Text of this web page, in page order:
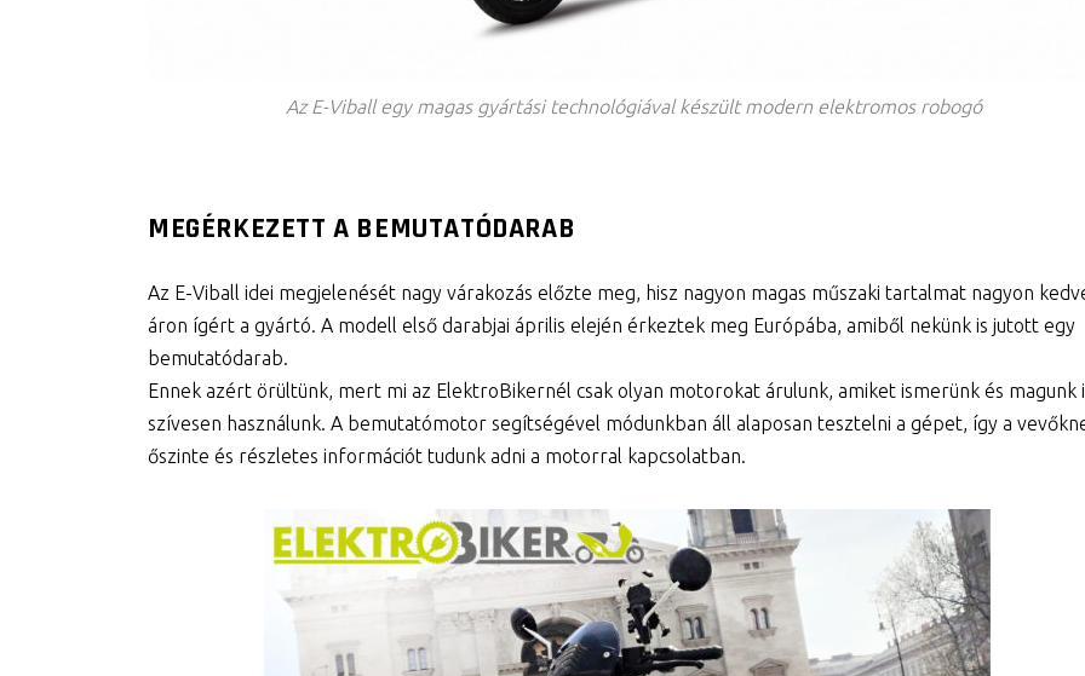
Az E-Viball egy magas gyártási technológiával készült modern elektromos robogó
MEGÉRKEZETT A BEMUTATÓDARAB
Az E-Viball idei megjelenését nagy várakozás előzte meg, hisz nagyon magas műszaki tartalmat nagyon
áron ígért a gyártó. A modell első darabjai április elején érkeztek meg Európába, amiből nekünk is jutott egy
bemutatódarab.
Ennek azért örültünk, mert mi az ElektroBikernél csak olyan motorokat árulunk, amiket ismerünk és magunk
szívesen használunk. A bemutatómotor segítségével módunkban áll alaposan tesztelni a gépet, így a
őszinte és részletes információt tudunk adni a motorral kapcsolatban.